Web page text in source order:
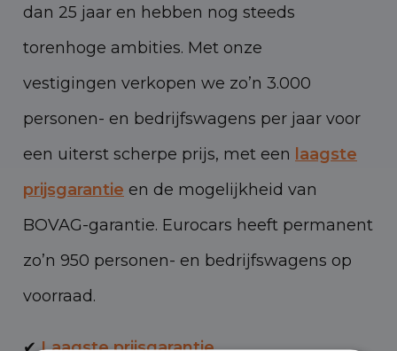
dan 25 jaar en hebben nog steeds
torenhoge ambities. Met onze
vestigingen verkopen we zo’n 3.000
personen- en bedrijfswagens per jaar voor
een uiterst scherpe prijs, met een laagste
prijsgarantie en de mogelijkheid van
BOVAG-garantie. Eurocars heeft permanent
zo’n 950 personen- en bedrijfswagens op
voorraad.